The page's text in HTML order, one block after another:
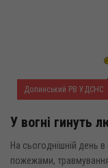
Долинський РВ УДСНС
У вогні гинуть
На сьогоднішній день
пожежами,